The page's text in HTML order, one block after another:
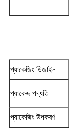
প্যাকেজিং ডিজাইন
প্যাকেজ পদ্ধতি
প্যাকেজিং উপকরণ